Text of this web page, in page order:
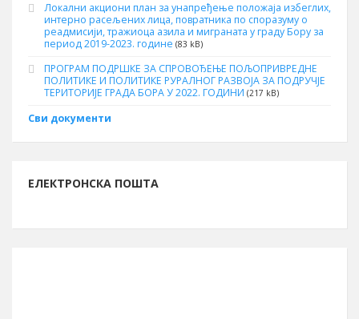
Локални акциони план за унапређење положаја избеглих,
интерно расељених лица, повратника по споразуму о
реадмисији, тражиоца азила и миграната у граду Бору за
период 2019-2023. године (83 kB)
ПРОГРАМ ПОДРШКЕ ЗА СПРОВОЂЕЊЕ ПОЉОПРИВРЕДНЕ
ПОЛИТИКЕ И ПОЛИТИКЕ РУРАЛНОГ РАЗВОЈА ЗА ПОДРУЧЈЕ
ТЕРИТОРИЈЕ ГРАДА БОРА У 2022. ГОДИНИ (217 kB)
Сви документи
ЕЛЕКТРОНСКА ПОШТА